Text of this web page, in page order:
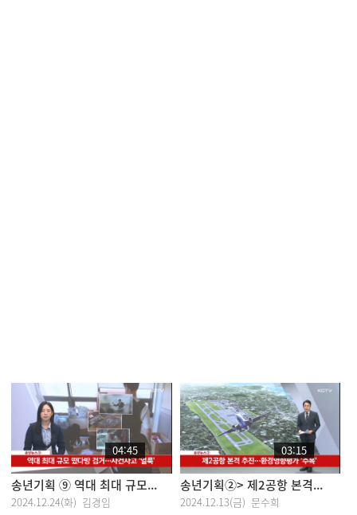
04:45
송년기획 ⑨ 역대 최대 규모...
2024.12.24(화) 김경임
03:15
송년기획②> 제2공항 본격...
2024.12.13(금) 문수희